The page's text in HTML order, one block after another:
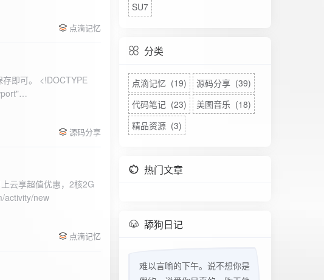
点滴记忆
} .header h1 { font-size: 24px; } .notice p { font-size: 14px; } .copyright { padding: 10px 0; font-size: 12px; } } /* 版权信息样式 */ .copyright { text-align: center; padding: 15px 0; color: #6c757d; font-size: 13px; letter-spacing: 0.5px; width: 100%; max-width: 1200px; margin: 0 auto; } /* 弹窗样式 */ .modal-overlay { position: fixed; top: 0; left: 0; right: 0; bottom: 0; background: rgba(0, 0, 0, 0.4); display: flex; justify-content: center; align-items: center; z-index: 10000; } .modal { background: white; border: 1px solid #e9ecef; padding: 25px; border-radius: 15px; width: 90%; max-width: 3
源码分享
云享超值优惠，2核2G
activity/new
点滴记忆
SU7
分类
点滴记忆 (19)
源码分享 (39)
代码笔记 (23)
美图音乐 (18)
精品资源 (3)
热门文章
舔狗日记
难以言喻的下午。说不想你是